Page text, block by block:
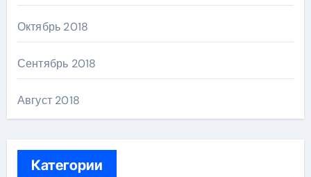
Октябрь 2018
Сентябрь 2018
Август 2018
Категории